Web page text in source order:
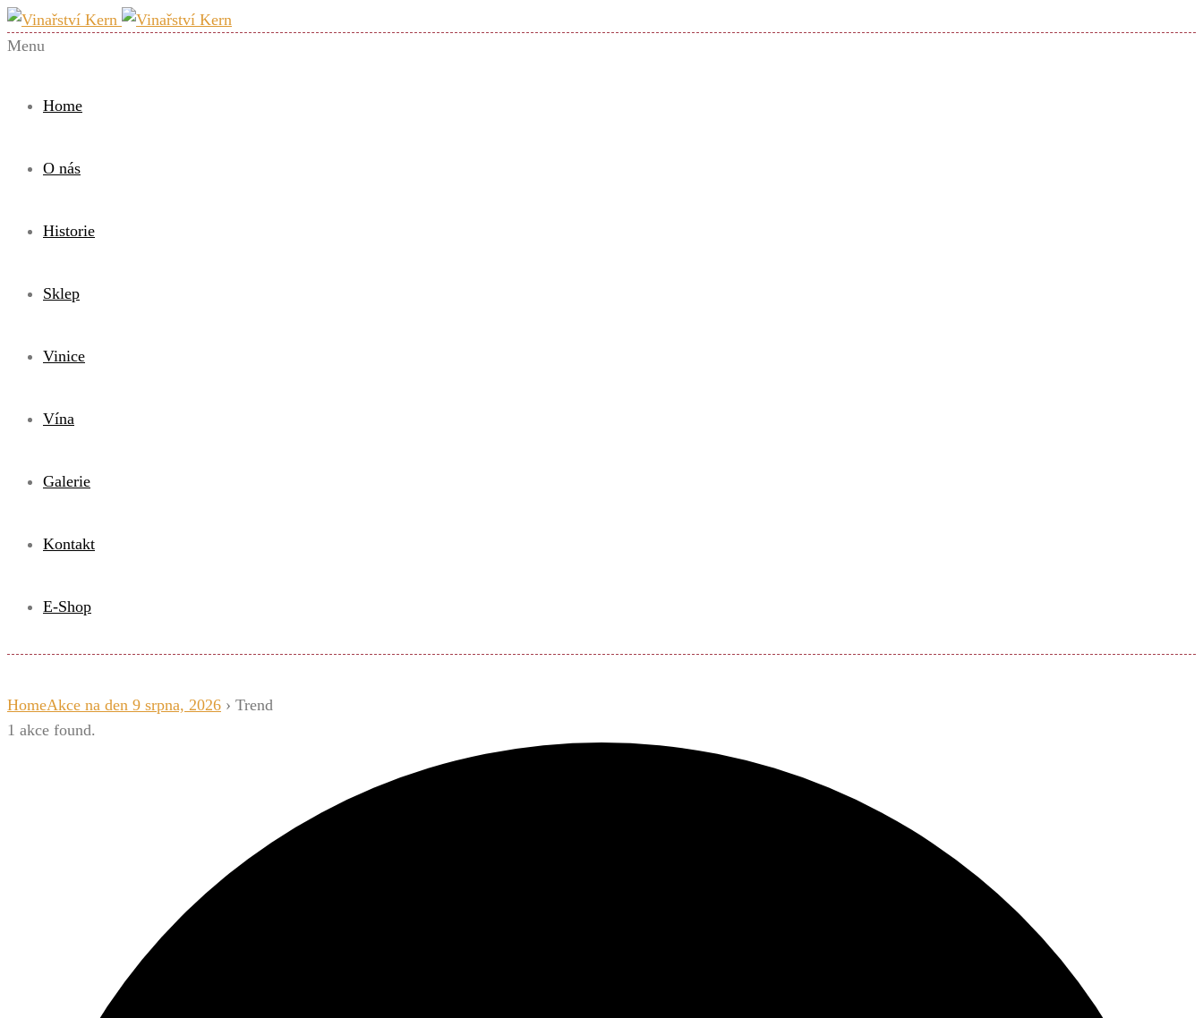
Menu
Home
O nás
Historie
Sklep
Vinice
Vína
Galerie
Kontakt
E-Shop
HomeAkce na den 9 srpna, 2026 › Trend
1 akce found.